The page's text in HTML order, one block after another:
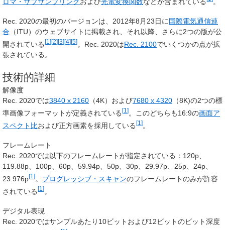
Rec. 2020の最初のバージョンは、2012年8月23日に国際電気通信連
合 （ITU）のウェブサイトに掲載され、それ以降、さらに2つの版が公
開されている[1 ][2][3][4][5]。Rec. 2020はRec. 2100でいくつかの点が拡
張されている。
技術的詳細
解像度
Rec. 2020では3840 x 2160 （4K）および7680 x 4320 （8K)の2つの標
準画像フォーマットが定義されている [1 ] 。このどちらも16:9の画面ア
スペクト比および正方画素を採用している[1 ]。
フレームレート
Rec. 2020では以下のフレームレートが指定されている：120p、
119.88p、100p、60p、59.94p、50p、30p、29.97p、25p、24p、
23.976p[1 ]。 プログレッシブ・スキャンのフレームレートのみが許容
されている[1 ]。
デジタル表現
Rec. 2020ではサンプルあたり10ビットおよび12ビットのビット深度